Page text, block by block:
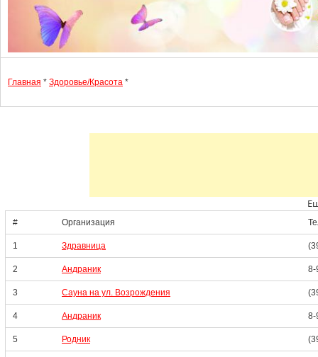
Главная * Здоровье/Красота *
# Организация
1 Здравница
2 Андраник 8-
3 Сауна на ул. Возрождения
4 Андраник 8-
5 Родник